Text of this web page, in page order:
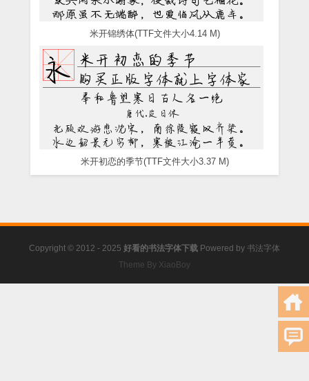
米开锦绣体(TTF文件大小4.14 M)
米开初恋的季节(TTF文件大小3.37 M)
Copyright © 2012 - 2025 好看的书法字体下载 Powered by 书法字体
Theme By XiaoBoy